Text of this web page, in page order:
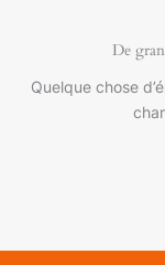
De
Quelque chose